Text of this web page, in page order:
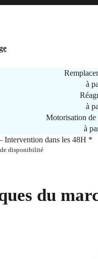
à
à
Motorisation de
à
Intervention dans les 48H *
de disponibilité
du